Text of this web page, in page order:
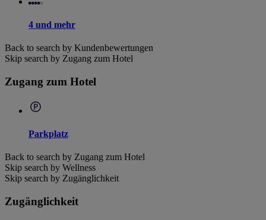
4 und mehr
Back to search by Kundenbewertungen
Skip search by Zugang zum Hotel
Zugang zum Hotel
Parkplatz
Back to search by Zugang zum Hotel
Skip search by Wellness
Skip search by Zugänglichkeit
Zugänglichkeit